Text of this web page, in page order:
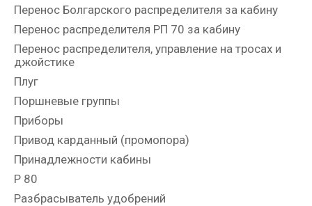
Перенос Болгарского распределителя за кабину
Перенос распределителя РП 70 за кабину
Перенос распределителя, управление на тросах и
джойстике
Плуг
Поршневые группы
Приборы
Привод карданный (промопора)
Принадлежности кабины
Р 80
Разбрасыватель удобрений